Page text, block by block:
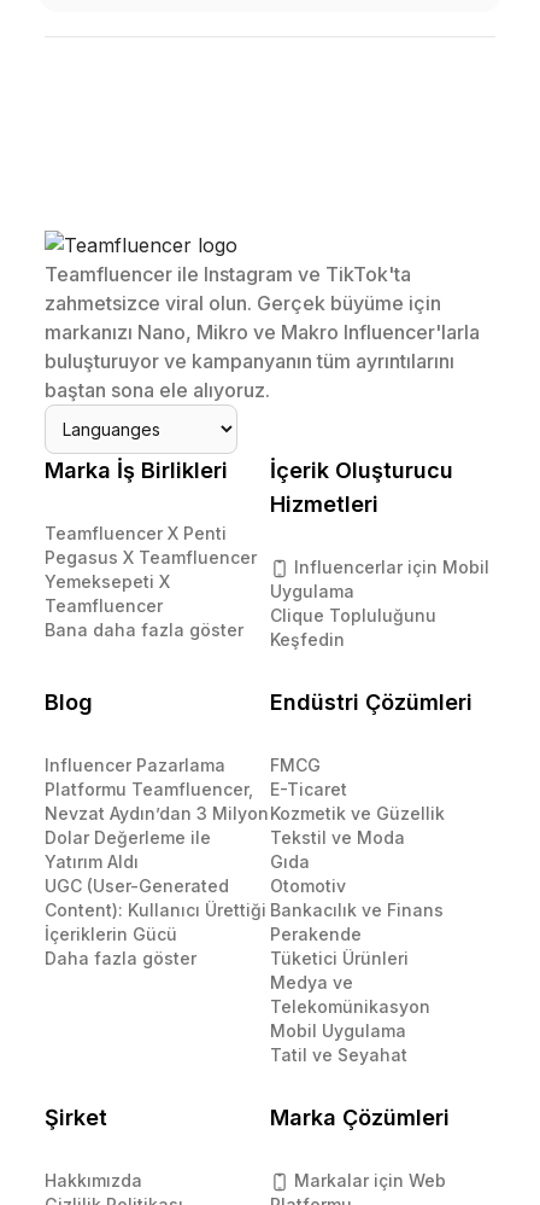
Teamfluencer ile Instagram ve TikTok'ta
zahmetsizce viral olun. Gerçek büyüme için
markanızı Nano, Mikro ve Makro Influencer'larla
buluşturuyor ve kampanyanın tüm ayrıntılarını
baştan sona ele alıyoruz.
Marka İş Birlikleri
Teamfluencer X Penti
Pegasus X Teamfluencer
Yemeksepeti X
Teamfluencer
Bana daha fazla göster
İçerik Oluşturucu
Hizmetleri
Influencerlar için Mobil
Uygulama
Clique Topluluğunu
Keşfedin
Blog
Influencer Pazarlama
Platformu Teamfluencer,
Nevzat Aydın’dan 3 Milyon
Dolar Değerleme ile
Yatırım Aldı
UGC (User-Generated
Content): Kullanıcı Ürettiği
İçeriklerin Gücü
Daha fazla göster
Endüstri Çözümleri
FMCG
E-Ticaret
Kozmetik ve Güzellik
Tekstil ve Moda
Gıda
Otomotiv
Bankacılık ve Finans
Perakende
Tüketici Ürünleri
Medya ve
Telekomünikasyon
Mobil Uygulama
Tatil ve Seyahat
Şirket
Hakkımızda
Marka Çözümleri
Markalar için Web